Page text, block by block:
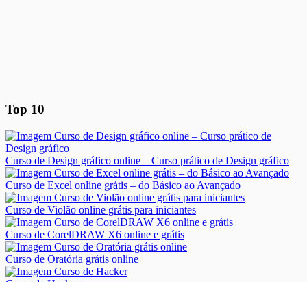
Top 10
Curso de Design gráfico online – Curso prático de Design gráfico
Curso de Excel online grátis – do Básico ao Avançado
Curso de Violão online grátis para iniciantes
Curso de CorelDRAW X6 online e grátis
Curso de Oratória grátis online